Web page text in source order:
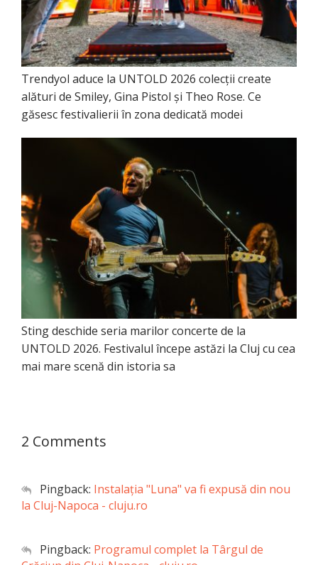
Trendyol aduce la UNTOLD 2026 colecții create
alături de Smiley, Gina Pistol și Theo Rose. Ce
găsesc festivalierii în zona dedicată modei
Sting deschide seria marilor concerte de la
UNTOLD 2026. Festivalul începe astăzi la Cluj cu cea
mai mare scenă din istoria sa
2 Comments
Pingback: Instalaţia "Luna" va fi expusă din nou
la Cluj-Napoca - cluju.ro
Pingback: Programul complet la Târgul de